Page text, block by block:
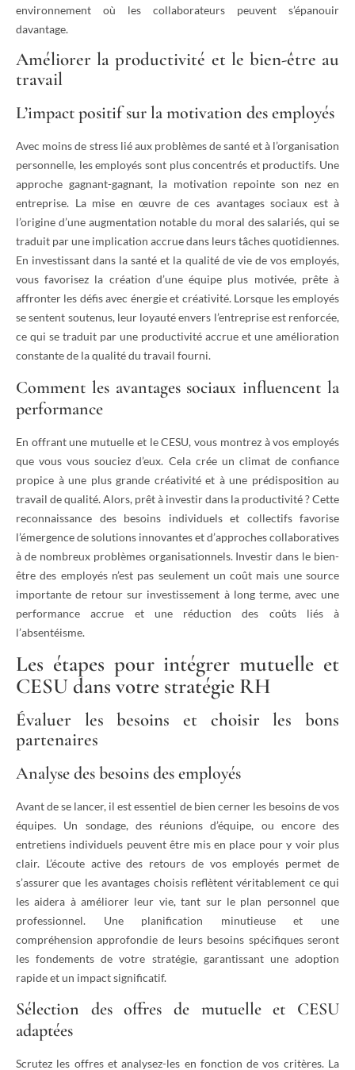
environnement où les collaborateurs peuvent s’épanouir
davantage.
Améliorer la productivité et le bien-être au
travail
L’impact positif sur la motivation des employés
Avec moins de stress lié aux problèmes de santé et à l’organisation
personnelle, les employés sont plus concentrés et productifs. Une
approche gagnant-gagnant, la motivation repointe son nez en
entreprise. La mise en œuvre de ces avantages sociaux est à
l’origine d’une augmentation notable du moral des salariés, qui se
traduit par une implication accrue dans leurs tâches quotidiennes.
En investissant dans la santé et la qualité de vie de vos employés,
vous favorisez la création d’une équipe plus motivée, prête à
affronter les défis avec énergie et créativité. Lorsque les employés
se sentent soutenus, leur loyauté envers l’entreprise est renforcée,
ce qui se traduit par une productivité accrue et une amélioration
constante de la qualité du travail fourni.
Comment les avantages sociaux influencent la
performance
En offrant une mutuelle et le CESU, vous montrez à vos employés
que vous vous souciez d’eux. Cela crée un climat de confiance
propice à une plus grande créativité et à une prédisposition au
travail de qualité. Alors, prêt à investir dans la productivité ? Cette
reconnaissance des besoins individuels et collectifs favorise
l’émergence de solutions innovantes et d’approches collaboratives
à de nombreux problèmes organisationnels. Investir dans le bien-
être des employés n’est pas seulement un coût mais une source
importante de retour sur investissement à long terme, avec une
performance accrue et une réduction des coûts liés à
l’absentéisme.
Les étapes pour intégrer mutuelle et
CESU dans votre stratégie RH
Évaluer les besoins et choisir les bons
partenaires
Analyse des besoins des employés
Avant de se lancer, il est essentiel de bien cerner les besoins de vos
équipes. Un sondage, des réunions d’équipe, ou encore des
entretiens individuels peuvent être mis en place pour y voir plus
clair. L’écoute active des retours de vos employés permet de
s’assurer que les avantages choisis reflètent véritablement ce qui
les aidera à améliorer leur vie, tant sur le plan personnel que
professionnel. Une planification minutieuse et une
compréhension approfondie de leurs besoins spécifiques seront
les fondements de votre stratégie, garantissant une adoption
rapide et un impact significatif.
Sélection des offres de mutuelle et CESU
adaptées
Scrutez les offres et analysez-les en fonction de vos critères. La